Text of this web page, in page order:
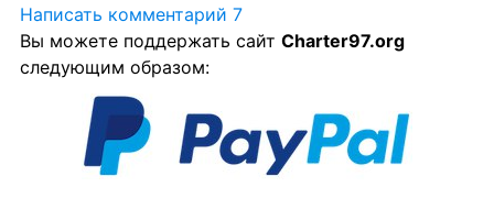
Написать комментарий 7
Вы можете поддержать сайт Charter97.org
следующим образом: